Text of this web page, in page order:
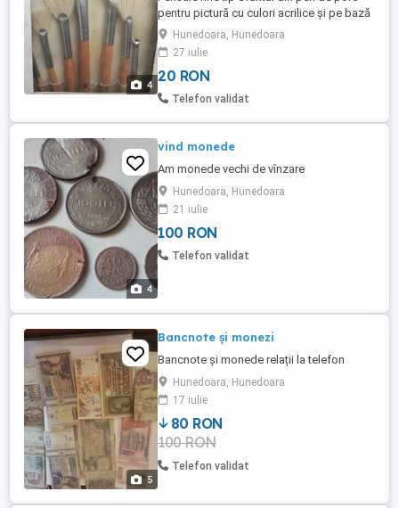
4
pentru pictură cu culori acrilice și pe bază
de uleiHunedoara, Hunedoara
27 iulie
20 RON
Telefon validat
4
vind monede
Am monede vechi de vînzare
Hunedoara, Hunedoara
21 iulie
100 RON
Telefon validat
5
Bancnote și monezi
Bancnote și monede relații la telefon
Hunedoara, Hunedoara
17 iulie
80 RON
100 RON
Telefon validat